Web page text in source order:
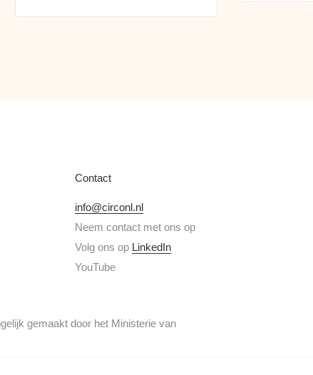
Contact
info@circonl.nl
Neem contact met ons op
Volg ons op LinkedIn
YouTube
gemaakt door het Ministerie van